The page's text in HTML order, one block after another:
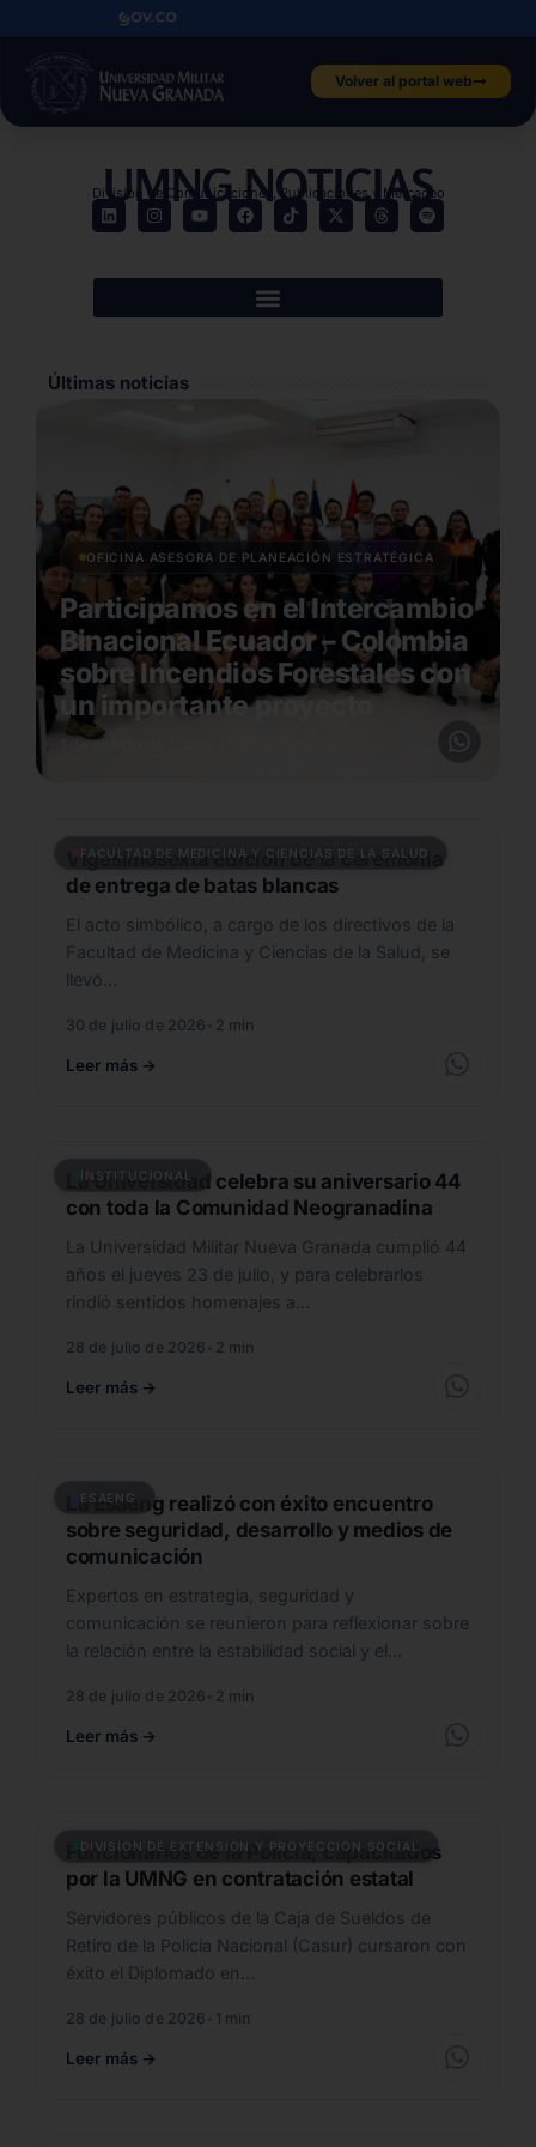
Volver al portal web
UMNG NOTICIAS
División de Comunicaciones, Publicaciones y Mercadeo
Últimas noticias
OFICINA ASESORA DE PLANEACIÓN ESTRATÉGICA
Participamos en el Intercambio
Binacional Ecuador – Colombia
sobre Incendios Forestales con
un importante proyecto
1 de agosto de 2026
FACULTAD DE MEDICINA Y CIENCIAS DE LA SALUD
Vigesimosexta edición de la ceremonia
de entrega de batas blancas
El acto simbólico, a cargo de los directivos de la
Facultad de Medicina y Ciencias de la Salud, se
llevó…
30 de julio de 2026 2 min
Leer más →
INSTITUCIONAL
La Universidad celebra su aniversario 44
con toda la Comunidad Neogranadina
La Universidad Militar Nueva Granada cumplió 44
años el jueves 23 de julio, y para celebrarlos
rindió sentidos homenajes a…
28 de julio de 2026 2 min
Leer más →
ESAENG
La Esaeng realizó con éxito encuentro
sobre seguridad, desarrollo y medios de
comunicación
Expertos en estrategia, seguridad y
comunicación se reunieron para reflexionar sobre
la relación entre la estabilidad social y el
28 de julio de 2026 2 min
Leer más →
DIVISIÓN DE EXTENSIÓN Y PROYECCIÓN SOCIAL
Funcionarios de la Policía, capacitados
por la UMNG en contratación estatal
Servidores públicos de la Caja de Sueldos de
Retiro de la Policía Nacional (Casur) cursaron con
éxito el Diplomado en…
28 de julio de 2026 1 min
Leer más →